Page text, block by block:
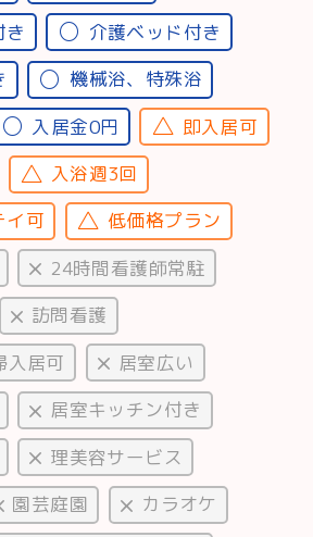
き
介護ベッド付き
機械浴、特殊浴
入居金0円
即入居可
入浴週3回
イ可
低価格プラン
24時間看護師常駐
訪問看護
入居可
居室広い
居室キッチン付き
理美容サービス
園芸庭園
カラオケ